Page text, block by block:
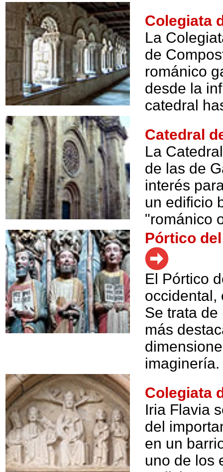
Colegiata
La
de
románico
desde la
catedral
Catedral
La
de las de
interés
un edificio
"románico
Pórtico
El Pórtico
occidental,
Se trata
más
imaginería.
Colegiata
Iria Flavia
del
en un
uno de los